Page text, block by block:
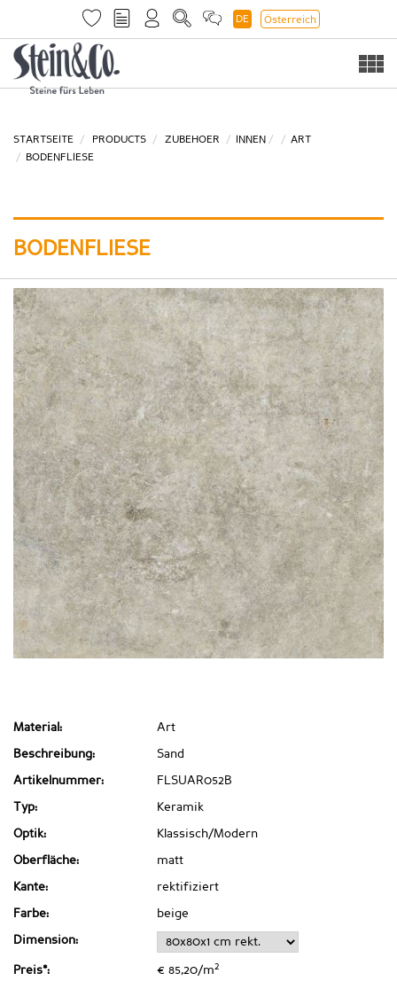
DE Österreich
STARTSEITE PRODUCTS ZUBEHOER INNEN
ART
BODENFLIESE
BODENFLIESE
Material: Art
Beschreibung: Sand
Artikelnummer: FLSUAR052B
Typ: Keramik
Optik: Klassisch/Modern
Oberfläche: matt
Kante: rektifiziert
Farbe: beige
Dimension:
Preis*: € 85,20/m2